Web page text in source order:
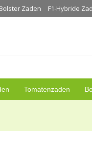
Bolster Zaden F1-Hybride
Tomatenzaden